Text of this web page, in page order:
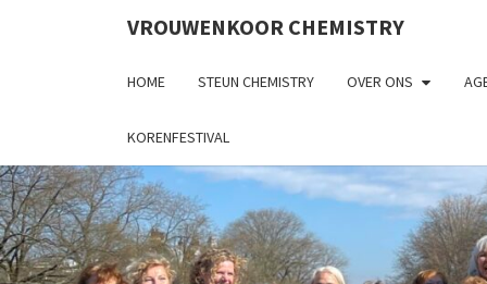
VROUWENKOOR CHEMISTRY
HOME STEUN CHEMISTRY OVER ONS
KORENFESTIVAL